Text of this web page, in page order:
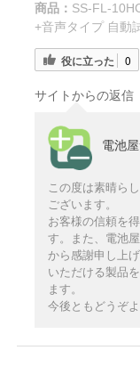
商品： SS-FL-
+音声タイプ 自動
役に立った 0
サイトからの返信
電池
この度は素晴ら
ございます。
お客様の信頼を
す。また、電池
から感謝申し上
いただける製品
ます。
今後ともどうぞ